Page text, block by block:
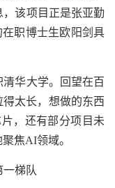
该项目正是张亚勤
职博士生欧阳剑具
华大学。回望在百
太长，想做的东西
，还有部分项目未
焦AI领域。
梯队